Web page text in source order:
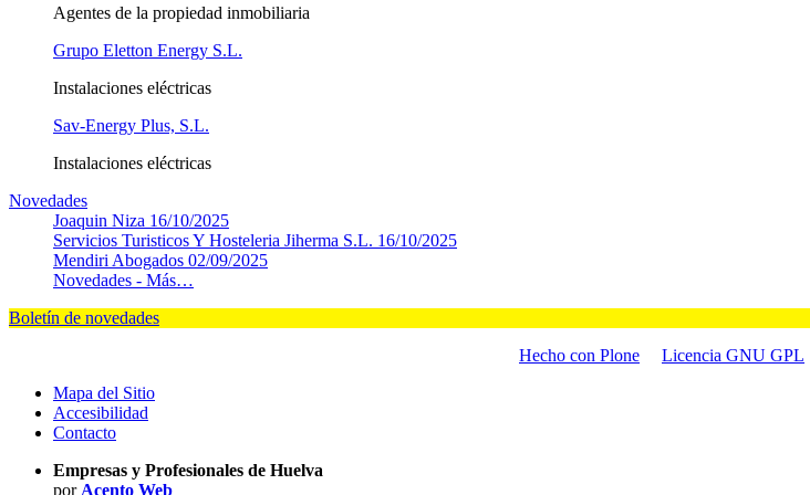
Agentes de la propiedad inmobiliaria
Grupo Eletton Energy S.L.
Instalaciones eléctricas
Sav-Energy Plus, S.L.
Instalaciones eléctricas
Novedades
Joaquin Niza 16/10/2025
Servicios Turisticos Y Hosteleria Jiherma S.L. 16/10/2025
Mendiri Abogados 02/09/2025
Novedades - Más…
Boletín de novedades
Hecho con Plone
Licencia GNU GPL
Mapa del Sitio
Accesibilidad
Contacto
Empresas y Profesionales de Huelva
por Acento Web